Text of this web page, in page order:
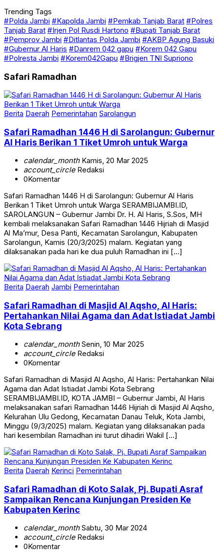
Trending Tags
#Polda Jambi #Kapolda Jambi #Pemkab Tanjab Barat #Polres
Tanjab Barat #Irjen Pol Rusdi Hartono #Bupati Tanjab Barat
#Pemprov Jambi #Ditlantas Polda Jambi #AKBP Agung Basuki
#Gubernur Al Haris #Danrem 042 gapu #Korem 042 Gapu
#Polresta Jambi #Korem042Gapu #Brigjen TNI Supriono
Safari Ramadhan
Berita Daerah Pemerintahan Sarolangun
Safari Ramadhan 1446 H di Sarolangun: Gubernur
Al Haris Berikan 1 Tiket Umroh untuk Warga
calendar_monthKamis, 20 Mar 2025
account_circleRedaksi
0Komentar
Safari Ramadhan 1446 H di Sarolangun: Gubernur Al Haris
Berikan 1 Tiket Umroh untuk Warga SERAMBIJAMBI.ID,
SAROLANGUN – Gubernur Jambi Dr. H. Al Haris, S.Sos, MH
kembali melaksanakan Safari Ramadhan 1446 Hijriah di Masjid
Al Ma’mur, Desa Panti, Kecamatan Sarolangun, Kabupaten
Sarolangun, Kamis (20/3/2025) malam. Kegiatan yang
dilaksanakan pada hari ke dua puluh Ramadhan ini […]
Berita Daerah Jambi Pemerintahan
Safari Ramadhan di Masjid Al Aqsho, Al Haris:
Pertahankan Nilai Agama dan Adat Istiadat Jambi
Kota Sebrang
calendar_monthSenin, 10 Mar 2025
account_circleRedaksi
0Komentar
Safari Ramadhan di Masjid Al Aqsho, Al Haris: Pertahankan Nilai
Agama dan Adat Istiadat Jambi Kota Sebrang
SERAMBIJAMBI.ID, KOTA JAMBI – Gubernur Jambi, Al Haris
melaksanakan safari Ramadhan 1446 Hijriah di Masjid Al Aqsho,
Kelurahan Ulu Gedong, Kecamatan Danau Teluk, Kota Jambi,
Minggu (9/3/2025) malam. Kegiatan yang dilaksanakan pada
hari kesembilan Ramadhan ini turut dihadiri Wakil […]
Berita Daerah Kerinci Pemerintahan
Safari Ramadhan di Koto Salak, Pj. Bupati Asraf
Sampaikan Rencana Kunjungan Presiden Ke
Kabupaten Kerinc
calendar_monthSabtu, 30 Mar 2024
account_circleRedaksi
0Komentar